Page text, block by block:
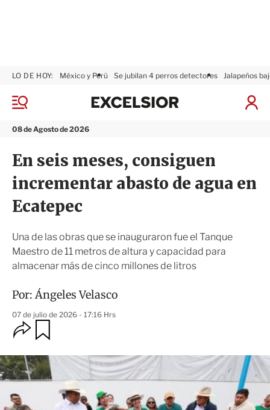
M
n
08 de Agosto de 2026
LO DE HOY: México y Perú Se jubilan 4 perros detectores Jalapeños
I
S
x
i
o
r
En seis meses, consiguen
incrementar abasto de agua en
Ecatepec
Una de las obras que se inauguraron fue el Tanque
Maestro de 11 metros de altura y capacidad para
almacenar más de cinco millones de litros
Por:Ángeles Velasco
07 de julio de 2026 - 17:16 Hrs
O
p
i
o
n
r
a